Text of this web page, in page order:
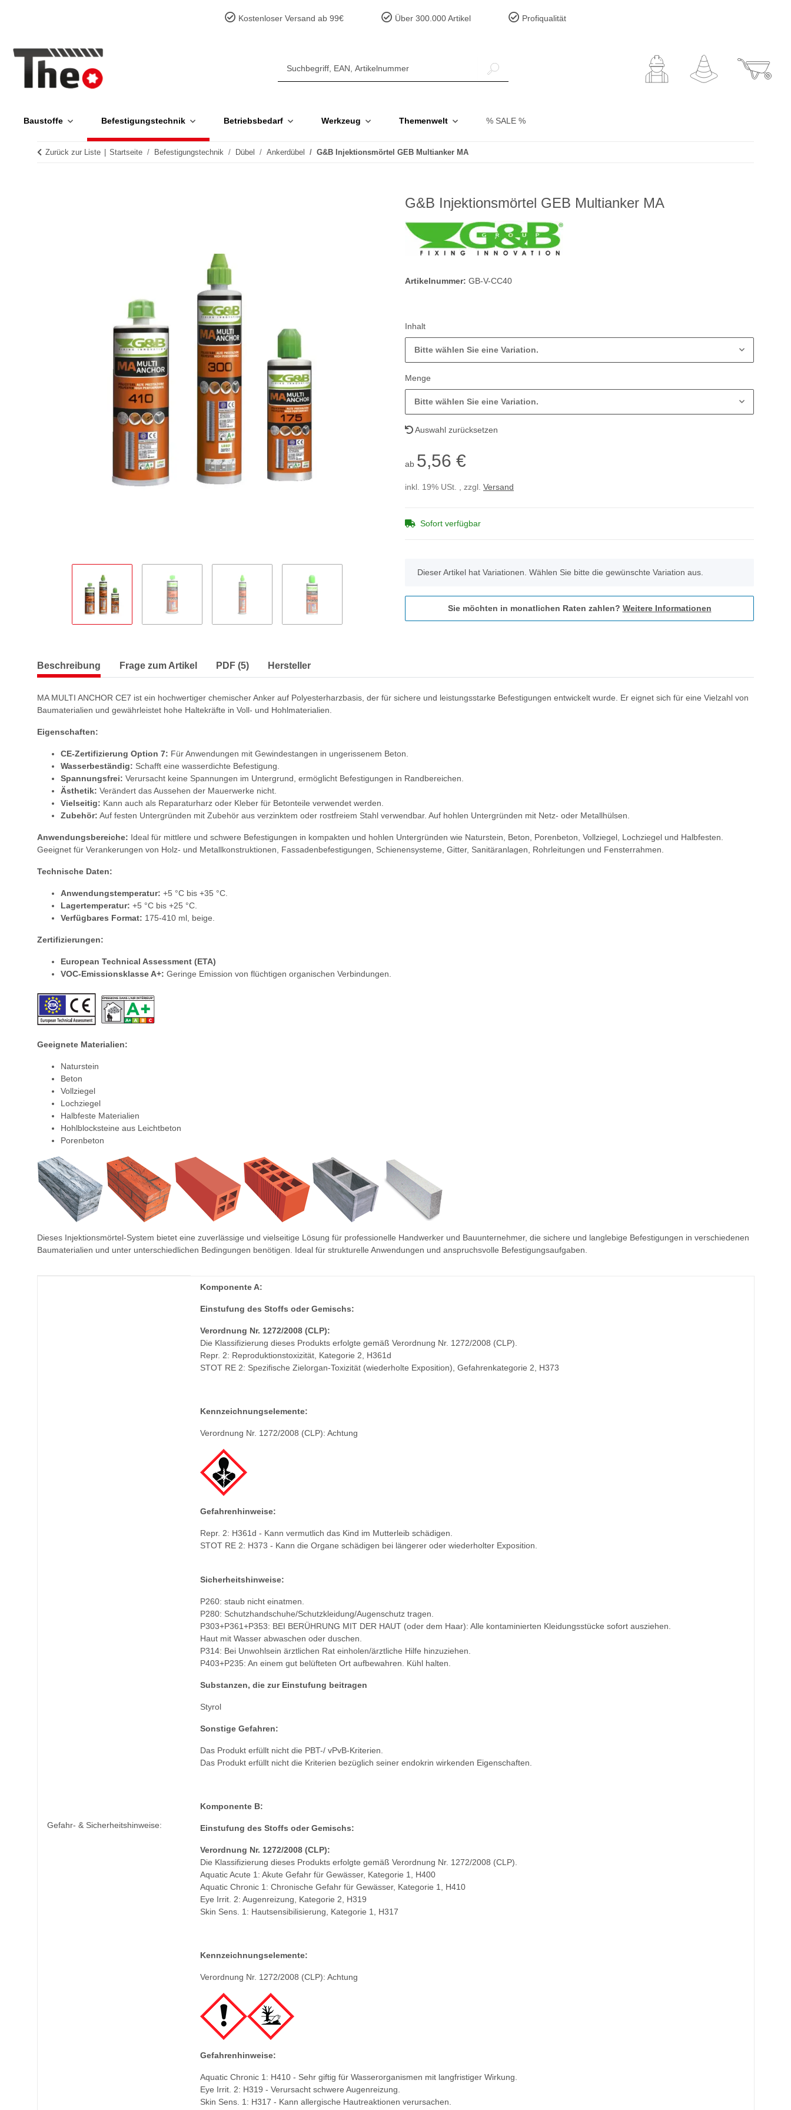
Kostenloser Versand ab 99€ Über 300.000 Artikel Profiqualität
Baustoffe Befestigungstechnik Betriebsbedarf Werkzeug Themenwelt % SALE %
Zurück zur Liste Startseite Befestigungstechnik Dübel Ankerdübel G&B Injektionsmörtel GEB Multianker MA
G&B Injektionsmörtel GEB Multianker MA
Artikelnummer: GB-V-CC40
Inhalt
Bitte wählen Sie eine Variation.
Menge
Bitte wählen Sie eine Variation.
Auswahl zurücksetzen
ab 5,56 €
inkl. 19% USt. , zzgl. Versand
Sofort verfügbar
x
Dieser Artikel hat Variationen. Wählen Sie bitte die gewünschte Variation aus.
Sie möchten in monatlichen Raten zahlen? Weitere Informationen
Beschreibung Frage zum Artikel PDF (5) Hersteller
MA MULTI ANCHOR CE7 ist ein hochwertiger chemischer Anker auf Polyesterharzbasis, der für sichere und leistungsstarke Befestigungen entwickelt wurde. Er eignet sich für eine Vielzahl von
Baumaterialien und gewährleistet hohe Haltekräfte in Voll- und Hohlmaterialien.
Eigenschaften:
CE-Zertifizierung Option 7: Für Anwendungen mit Gewindestangen in ungerissenem Beton.
Wasserbeständig: Schafft eine wasserdichte Befestigung.
Spannungsfrei: Verursacht keine Spannungen im Untergrund, ermöglicht Befestigungen in Randbereichen.
Ästhetik: Verändert das Aussehen der Mauerwerke nicht.
Vielseitig: Kann auch als Reparaturharz oder Kleber für Betonteile verwendet werden.
Zubehör: Auf festen Untergründen mit Zubehör aus verzinktem oder rostfreiem Stahl verwendbar. Auf hohlen Untergründen mit Netz- oder Metallhülsen.
Anwendungsbereiche: Ideal für mittlere und schwere Befestigungen in kompakten und hohlen Untergründen wie Naturstein, Beton, Porenbeton, Vollziegel, Lochziegel und Halbfesten.
Geeignet für Verankerungen von Holz- und Metallkonstruktionen, Fassadenbefestigungen, Schienensysteme, Gitter, Sanitäranlagen, Rohrleitungen und Fensterrahmen.
Technische Daten:
Anwendungstemperatur: +5 °C bis +35 °C.
Lagertemperatur: +5 °C bis +25 °C.
Verfügbares Format: 175-410 ml, beige.
Zertifizierungen:
European Technical Assessment (ETA)
VOC-Emissionsklasse A+: Geringe Emission von flüchtigen organischen Verbindungen.
Geeignete Materialien:
Naturstein
Beton
Vollziegel
Lochziegel
Halbfeste Materialien
Hohlblocksteine aus Leichtbeton
Porenbeton
Dieses Injektionsmörtel-System bietet eine zuverlässige und vielseitige Lösung für professionelle Handwerker und Bauunternehmer, die sichere und langlebige Befestigungen in verschiedenen
Baumaterialien und unter unterschiedlichen Bedingungen benötigen. Ideal für strukturelle Anwendungen und anspruchsvolle Befestigungsaufgaben.
Gefahr- & Sicherheitshinweise:
Komponente A:
Einstufung des Stoffs oder Gemischs:
Verordnung Nr. 1272/2008 (CLP):
Die Klassifizierung dieses Produkts erfolgte gemäß Verordnung Nr. 1272/2008 (CLP).
Repr. 2: Reproduktionstoxizität, Kategorie 2, H361d
STOT RE 2: Spezifische Zielorgan-Toxizität (wiederholte Exposition), Gefahrenkategorie 2, H373
Kennzeichnungselemente:
Verordnung Nr. 1272/2008 (CLP): Achtung
Gefahrenhinweise:
Repr. 2: H361d - Kann vermutlich das Kind im Mutterleib schädigen.
STOT RE 2: H373 - Kann die Organe schädigen bei längerer oder wiederholter Exposition.
Sicherheitshinweise:
P260: staub nicht einatmen.
P280: Schutzhandschuhe/Schutzkleidung/Augenschutz tragen.
P303+P361+P353: BEI BERÜHRUNG MIT DER HAUT (oder dem Haar): Alle kontaminierten Kleidungsstücke sofort ausziehen.
Haut mit Wasser abwaschen oder duschen.
P314: Bei Unwohlsein ärztlichen Rat einholen/ärztliche Hilfe hinzuziehen.
P403+P235: An einem gut belüfteten Ort aufbewahren. Kühl halten.
Substanzen, die zur Einstufung beitragen
Styrol
Sonstige Gefahren:
Das Produkt erfüllt nicht die PBT-/ vPvB-Kriterien.
Das Produkt erfüllt nicht die Kriterien bezüglich seiner endokrin wirkenden Eigenschaften.
Komponente B:
Einstufung des Stoffs oder Gemischs:
Verordnung Nr. 1272/2008 (CLP):
Die Klassifizierung dieses Produkts erfolgte gemäß Verordnung Nr. 1272/2008 (CLP).
Aquatic Acute 1: Akute Gefahr für Gewässer, Kategorie 1, H400
Aquatic Chronic 1: Chronische Gefahr für Gewässer, Kategorie 1, H410
Eye Irrit. 2: Augenreizung, Kategorie 2, H319
Skin Sens. 1: Hautsensibilisierung, Kategorie 1, H317
Kennzeichnungselemente:
Verordnung Nr. 1272/2008 (CLP): Achtung
Gefahrenhinweise:
Aquatic Chronic 1: H410 - Sehr giftig für Wasserorganismen mit langfristiger Wirkung.
Eye Irrit. 2: H319 - Verursacht schwere Augenreizung.
Skin Sens. 1: H317 - Kann allergische Hautreaktionen verursachen.